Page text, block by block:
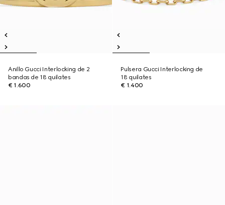
Anillo Gucci Interlocking de 2
bandas de 18 quilates
€ 1.600
Pulsera Gucci Interlocking de
18 quilates
€ 1.400